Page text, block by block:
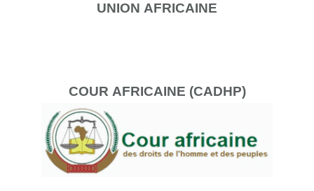
UNION AFRICAINE
COUR AFRICAINE (CADHP)